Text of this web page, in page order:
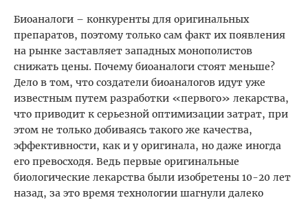
Биоаналоги – конкуренты для оригинальных
препаратов, поэтому только сам факт их появления
на рынке заставляет западных монополистов
снижать цены. Почему биоаналоги стоят меньше?
Дело в том, что создатели биоаналогов идут уже
известным путем разработки «первого» лекарства,
что приводит к серьезной оптимизации затрат, при
этом не только добиваясь такого же качества,
эффективности, как и у оригинала, но даже иногда
его превосходя. Ведь первые оригинальные
биологические лекарства были изобретены 10-20 лет
назад, за это время технологии шагнули далеко